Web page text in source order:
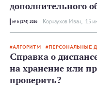
дополнительного
№ 6 (174) 2026 Корнаухов Иван, 15
АЛГОРИТМ ПЕРСОНАЛЬНЫЕ
Справка о
на хранение или
проверить?